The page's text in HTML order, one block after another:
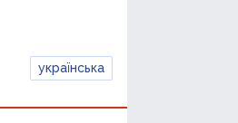
українська